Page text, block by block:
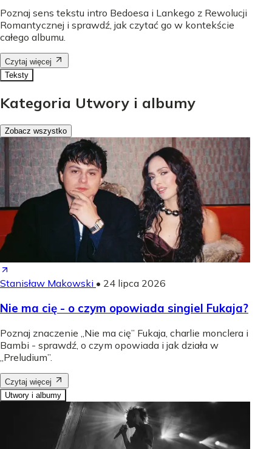
Poznaj sens tekstu intro Bedoesa i Lankego z Rewolucji
Romantycznej i sprawdź, jak czytać go w kontekście
całego albumu.
Czytaj więcej
Teksty
Kategoria Utwory i albumy
Zobacz wszystko
Stanisław Makowski • 24 lipca 2026
Nie ma cię - o czym opowiada singiel Fukaja?
Poznaj znaczenie „Nie ma cię” Fukaja, charlie monclera i
Bambi - sprawdź, o czym opowiada i jak działa w
„Preludium”.
Czytaj więcej
Utwory i albumy